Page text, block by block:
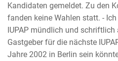
Kandidaten gemeldet. Zu den
fanden keine Wahlen statt. -
IUPAP mündlich und schriftlich
Gastgeber für die nächste
Jahre 2002 in Berlin sein